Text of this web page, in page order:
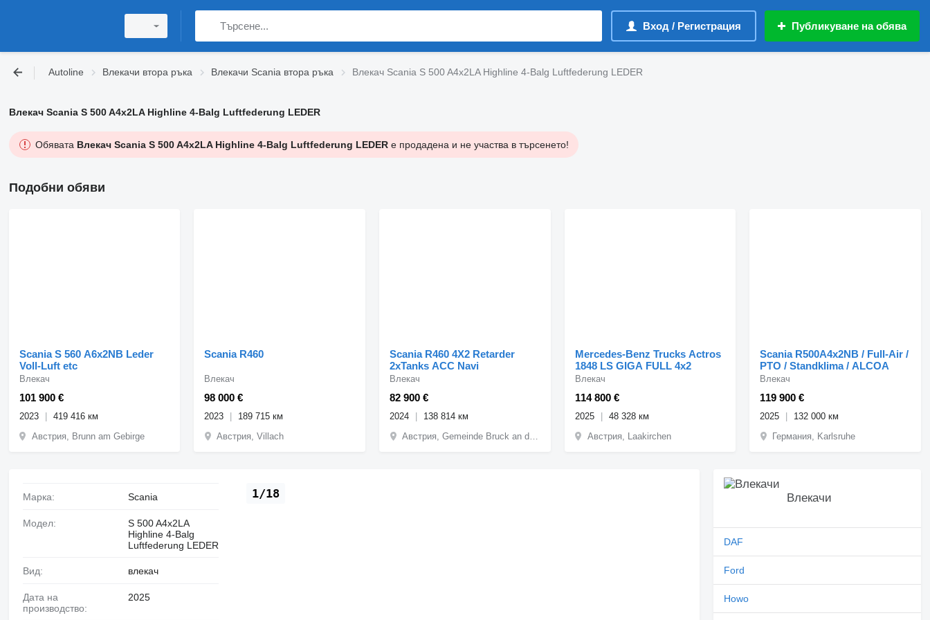
Вход / Регистрация Публикуване на обява
Autoline Влекачи втора ръка Влекачи Scania втора ръка Влекач Scania S 500 A4x2LA Highline 4-Balg Luftfederung LEDER
Влекач Scania S 500 A4x2LA Highline 4-Balg Luftfederung LEDER
Обявата Влекач Scania S 500 A4x2LA Highline 4-Balg Luftfederung LEDERе продадена и не участва в търсенето!
Подобни обяви
Scania S 560 A6x2NB Leder
Voll-Luft etc
101 900 €
Влекач
2023
419 416 км
Австрия, Brunn am Gebirge
Scania R460
98 000 €
Влекач
2023
189 715 км
Австрия, Villach
Scania R460 4X2 Retarder
2xTanks ACC Navi
82 900 €
Влекач
2024
138 814 км
Mercedes-Benz Trucks Actros
1848 LS GIGA FULL 4x2
114 800 €
Влекач
2025
48 328 км
Австрия, Laakirchen
Scania R500A4x2NB / Full-Air /
PTO / Standklima / ALCOA
119 900 €
Влекач
2025
132 000 км
Германия, Karlsruhe
1/18
Марка: Scania
Модел:
S 500 A4x2LA
Highline 4-Balg
Luftfederung LEDER
Вид: влекач
Дата на
производство:
2025
Влекачи
DAF
Ford
Howo